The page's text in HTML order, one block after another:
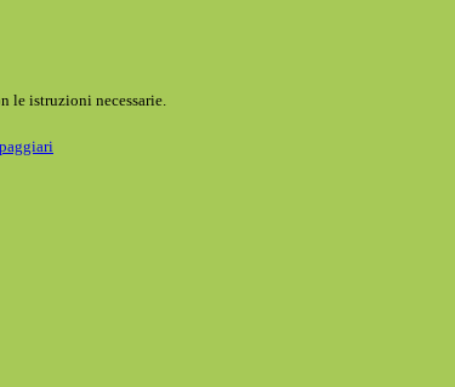
le istruzioni necessarie.